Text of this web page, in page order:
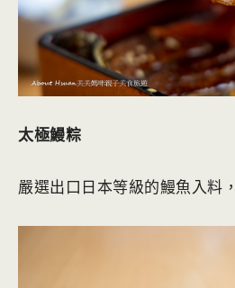
太極鰻粽
嚴選出口日本等級的鰻魚入料